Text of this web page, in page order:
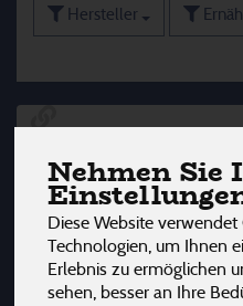
Nehmen Sie
Diese Website verwendet
Technologien, um Ihnen
Erlebnis zu ermöglichen
sehen, besser an Ihre
Hersteller